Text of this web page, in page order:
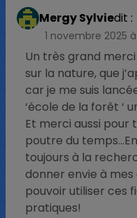
Mergy Sylviedit :
1 novembre 2025
Un très grand
sur la nature, que
car je me suis
‘école de la forêt ‘
Et merci aussi pour
poutre du
toujours à la
donner envie à mes
pouvoir utiliser ces
pratiques!